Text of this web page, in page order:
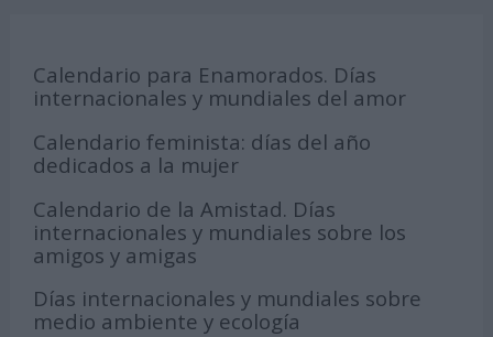
Calendario para Enamorados. Días
internacionales y mundiales del amor
Calendario feminista: días del año
dedicados a la mujer
Calendario de la Amistad. Días
internacionales y mundiales sobre los
amigos y amigas
Días internacionales y mundiales sobre
medio ambiente y ecología